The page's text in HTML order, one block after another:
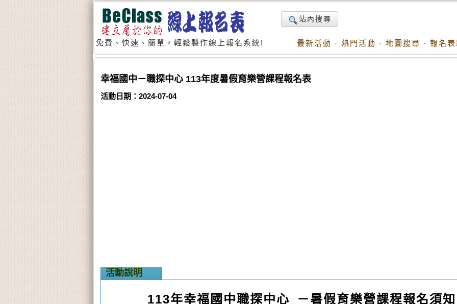
免費、快速、簡單，輕鬆製作線上報名系統!
站內搜尋
最新活動 · 熱門活動 · 地圖搜尋 · 報名
幸福國中－職探中心 113年度暑假育樂營課程報名表
活動日期：2024-07-04
活動說明
113年幸福國中職探中心 －暑假育樂營課程報名須知